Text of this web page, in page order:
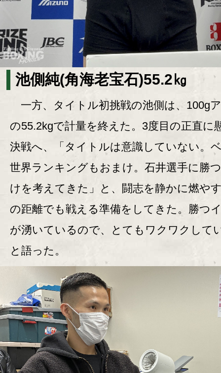
池側純(角海老宝石)55.2㎏
一方、タイトル初挑戦の池側は、100g
の55.2kgで計量を終えた。3度目の正直に
決戦へ、「タイトルは意識していない。
世界ランキングもおまけ。石井選手に勝
けを考えてきた」と、闘志を静かに燃や
の距離でも戦える準備をしてきた。勝つ
が湧いているので、とてもワクワクして
と語った。